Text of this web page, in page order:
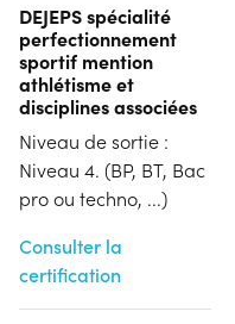
DEJEPS spécialité
perfectionnement
sportif mention
athlétisme et
disciplines associées
Niveau de sortie :
Niveau 4. (BP, BT, Bac
pro ou techno, ...)
Consulter la
certification